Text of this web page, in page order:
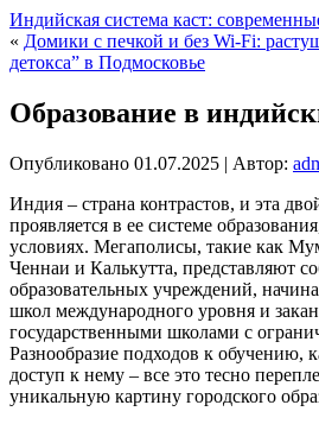
Индийская система каст:
« Домики с печкой и без Wi-Fi:
детокса” в Подмосковье
Образование в
Опубликовано 01.07.2025 | Автор:
Индия – страна контрастов, и эта
проявляется в ее системе
условиях. Мегаполисы, такие как
Ченнаи и Калькутта, представляют
образовательных учреждений,
школ международного уровня и
государственными школами с
Разнообразие подходов к обучению,
доступ к нему – все это тесно
уникальную картину городского